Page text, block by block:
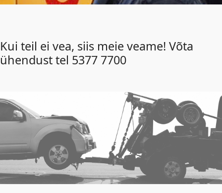
Kui teil ei vea, siis meie veame! Võta
ühendust tel 5377 7700